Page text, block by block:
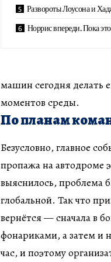
Развороты Лоусона и
Норрис впереди. Пока
машин сегодня делать
моментов среды.
По планам
Безусловно, главное
пропажа на автодроме
выяснилось, проблема
глобальной. Так что
вернётся — сначала в
фонариками, а затем и
час, и поэтому